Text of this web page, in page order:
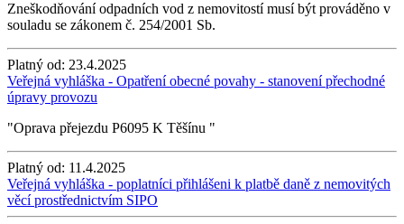
Zneškodňování odpadních vod z nemovitostí musí být prováděno v
souladu se zákonem č. 254/2001 Sb.
Platný od: 23.4.2025
Veřejná vyhláška - Opatření obecné povahy - stanovení přechodné
úpravy provozu
"Oprava přejezdu P6095 K Těšínu "
Platný od: 11.4.2025
Veřejná vyhláška - poplatníci přihlášeni k platbě daně z nemovitých
věcí prostřednictvím SIPO